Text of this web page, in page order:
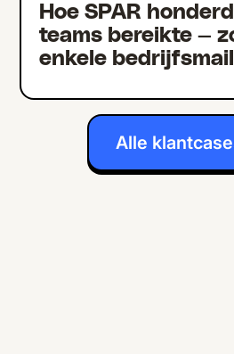
Hoe SPAR
teams bereikte —
enkele bedrijfsmail
Alle